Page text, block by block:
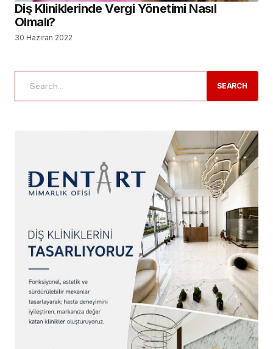
Diş Kliniklerinde Vergi Yönetimi Nasıl
Olmalı?
30 Haziran 2022
SEARCH